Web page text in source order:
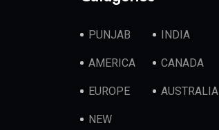
PUNJAB INDIA
AMERICA CANADA
EUROPE AUSTRALIA
NEW